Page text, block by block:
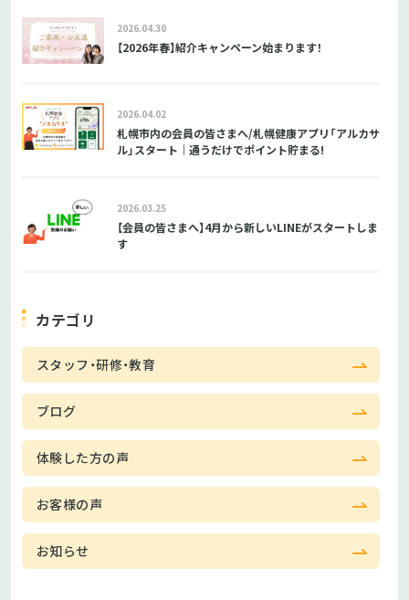
2026.04.30
【2026年春】紹介キャンペーン始まります！
2026.04.02
札幌市内の会員の皆さまへ/札幌健康アプリ「アルカサ
ル」スタート｜通うだけでポイント貯まる!
2026.03.25
【会員の皆さまへ】4月から新しいLINEがスタートしま
す
カテゴリ
スタッフ・研修・教育
ブログ
体験した方の声
お客様の声
お知らせ